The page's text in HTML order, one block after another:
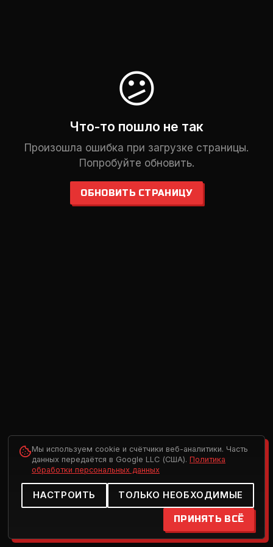
😕
Что-то пошло не так
Произошла ошибка при загрузке страницы.
Попробуйте обновить.
ОБНОВИТЬ СТРАНИЦУ
Мы используем cookie и счётчики веб-аналитики. Часть
данных передаётся в Google LLC (США). Политика
обработки персональных данных
НАСТРОИТЬ ТОЛЬКО НЕОБХОДИМЫЕ
ПРИНЯТЬ ВСЁ